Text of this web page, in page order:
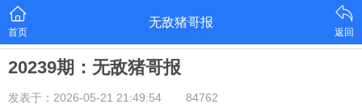
首页
无敌猪哥报
返回
20239期：无敌猪哥报
发表于：2026-05-21 21:49:54 84762